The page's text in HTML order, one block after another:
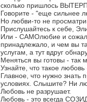
сколько пришлось
Говорите - "еще сильнее
Но любви-то не
Прислушайтесь к себе,
Или - САМОлюбие и
принадлежало, и чем вы
услугам, а тут вдруг
Меняться вы готовы - так
Узнайте, что такое
Главное, что нужно
условиях. Слышите? Ни
Любовь не разрушает.
Любовь - это всегда